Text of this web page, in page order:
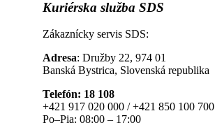
Kuriérska služba SDS
Zákaznícky servis SDS:
Adresa: Družby 22, 974 01
Banská Bystrica, Slovenská republika
Telefón: 18 108
+421 917 020 000 / +421 850 100 700
Po–Pia: 08:00 – 17:00